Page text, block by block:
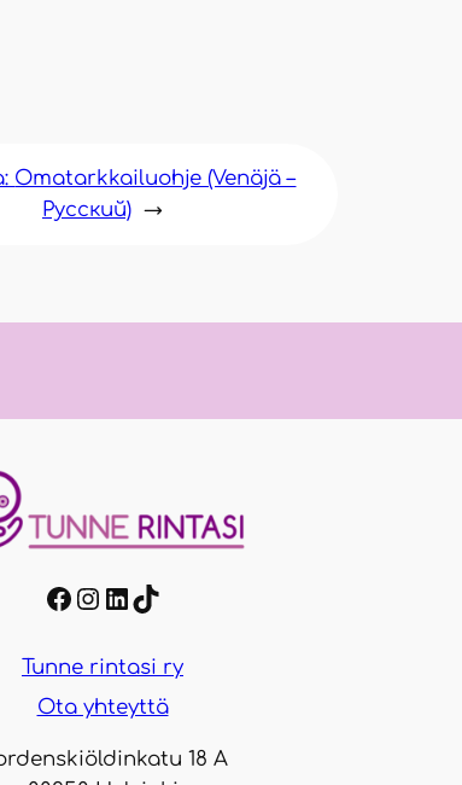
Oma­tark­kai­luoh­je (Venä­jä –
Pусский) →
Facebook
Instagram
LinkedIn
TikTok
Tunne rintasi ry
Ota yhteyttä
18 A